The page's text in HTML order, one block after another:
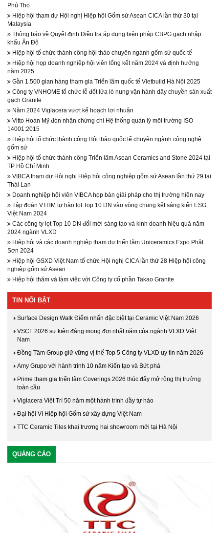
Phú Thọ
Hiệp hội tham dự Hội nghị Hiệp hội Gốm sứ Asean CICA lần thứ 30 tại
Malaysia
Thông báo về Quyết định Điều tra áp dụng biện pháp CBPG gạch nhập
khẩu Ấn Độ
Hiệp hội tổ chức thành công hội thảo chuyên ngành gốm sứ quốc tế
Hiệp hội họp doanh nghiệp hội viên tổng kết năm 2024 và định hướng
năm 2025
Gần 1.500 gian hàng tham gia Triển lãm quốc tế Vietbuild Hà Nội 2025
Công ty VNHOME tổ chức lễ đốt lửa lò nung vận hành dây chuyền sản xuất
gạch Granite
Năm 2024 Viglacera vượt kế hoạch lợi nhuận
Vitto Hoàn Mỹ đón nhận chứng chỉ Hệ thống quản lý môi trường ISO
14001:2015
Hiệp hội tổ chức thành công Hội thảo quốc tế chuyên ngành công nghệ
gốm sứ
Hiệp hội tổ chức thành công Triển lãm Asean Ceramics and Stone 2024 tại
TP Hồ Chí Minh
VIBCA tham dự Hội nghị Hiệp hội công nghiệp gốm sứ Asean lần thứ 29 tại
Thái Lan
Doanh nghiệp hội viên VIBCA họp bàn giải pháp cho thị trường hiện nay
Tập đoàn VTHM tự hào lọt Top 10 DN vào vòng chung kết sáng kiến ESG
Việt Nam 2024
Các công ty lọt Top 10 DN đổi mới sáng tạo và kinh doanh hiệu quả năm
2024 ngành VLXD
Hiệp hội và các doanh nghiệp tham dự triển lãm Uniceramics Expo Phật
Sơn 2024
Hiệp hội GSXD Việt Nam tổ chức Hội nghị CICA lần thứ 28 Hiệp hội công
nghiệp gốm sứ Asean
Hiệp hội thăm và làm việc với Công ty cổ phần Takao Granite
TIN NỔI BẬT
Surface Design Walk Điểm nhấn đặc biệt tại Ceramic Việt Nam 2026
VSCF 2026 sự kiện đáng mong đợi nhất năm của ngành VLXD Việt
Nam
Đồng Tâm Group giữ vững vị thế Top 5 Công ty VLXD uy tín năm 2026
Amy Grupo với hành trình 10 năm Kiến tạo và Bứt phá
Prime tham gia triển lãm Coverings 2026 thúc đẩy mở rộng thị trường
toàn cầu
Viglacera Việt Trì 50 năm một hành trình đầy tự hào
Đại hội VI Hiệp hội Gốm sứ xây dựng Việt Nam
TTC Ceramic Tiles khai trương hai showroom mới tại Hà Nội
QUẢNG CÁO